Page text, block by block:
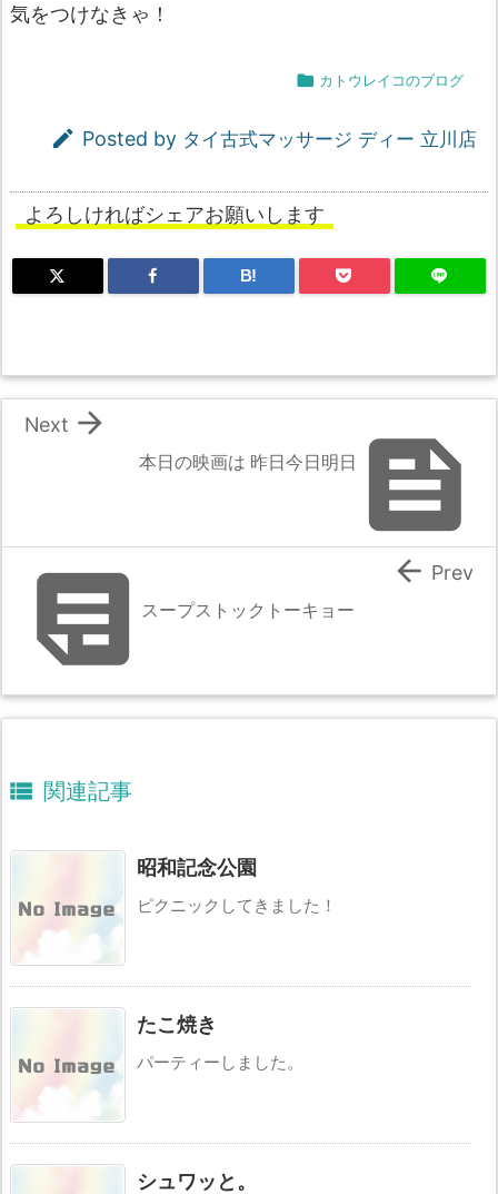
気をつけなきゃ！
 カトウレイコのブログ
 Posted by タイ古式マッサージ ディー 立川店
よろしければシェアお願いします
B!

本日の映画は 昨日今日明日

Next
スープストックトーキョー
 Prev
 関連記事
昭和記念公園
ピクニックしてきました！
たこ焼き
パーティーしました。
シュワッと。